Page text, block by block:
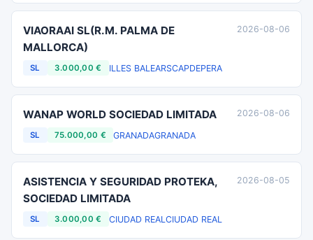
VIAORAAI SL(R.M. PALMA DE
MALLORCA)
SL 3.000,00 € ILLES BALEARSCAPDEPERA
2026-08-06
WANAP WORLD SOCIEDAD LIMITADA
SL 75.000,00 € GRANADAGRANADA
2026-08-06
ASISTENCIA Y SEGURIDAD PROTEKA,
SOCIEDAD LIMITADA
SL 3.000,00 € CIUDAD REAL CIUDAD REAL
2026-08-05